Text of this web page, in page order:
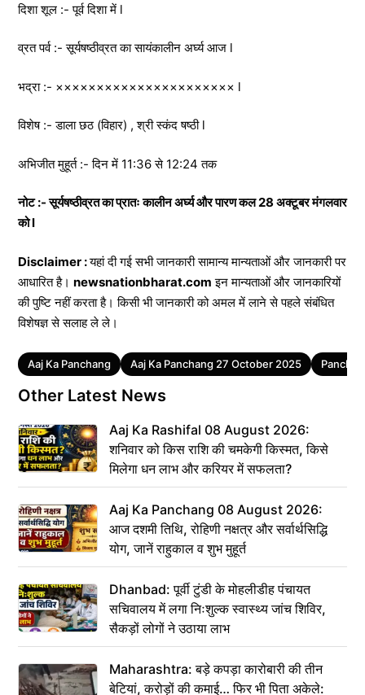
दिशा शूल :- पूर्व दिशा में l
व्रत पर्व :- सूर्यषष्ठीव्रत का सायंकालीन अर्घ्य आज l
भद्रा :- ×××××××××××××××××××××× l
विशेष :- डाला छठ (विहार) , श्री स्कंद षष्ठी l
अभिजीत मुहूर्त :- दिन में 11:36 से 12:24 तक
नोट :- सूर्यषष्ठीव्रत का प्रातः कालीन अर्घ्य और पारण कल 28 अक्टूबर मंगलवार
को l
Disclaimer :यहां दी गई सभी जानकारी सामान्य मान्यताओं और जानकारी पर
आधारित है। newsnationbharat.com इन मान्यताओं और जानकारियों
की पुष्टि नहीं करता है। किसी भी जानकारी को अमल में लाने से पहले संबंधित
विशेषज्ञ से सलाह ले ले।
Tags
Aaj Ka Panchang Aaj Ka Panchang 27 October 2025
Other Latest News
Aaj Ka Rashifal 08 August 2026:
शनिवार को किस राशि की चमकेगी किस्मत, किसे
मिलेगा धन लाभ और करियर में सफलता?
Aaj Ka Panchang 08 August 2026:
आज दशमी तिथि, रोहिणी नक्षत्र और सर्वार्थसिद्धि
योग, जानें राहुकाल व शुभ मुहूर्त
Dhanbad: पूर्वी टुंडी के मोहलीडीह पंचायत
सचिवालय में लगा निःशुल्क स्वास्थ्य जांच शिविर,
सैकड़ों लोगों ने उठाया लाभ
Maharashtra: बड़े कपड़ा कारोबारी की तीन
बेटियां, करोड़ों की कमाई… फिर भी पिता अकेले: